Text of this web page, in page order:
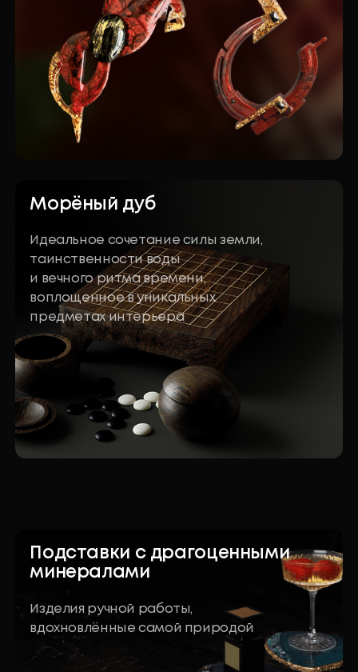
Согласен с условиямиполитики конфиденциальности
Оставить заявку
каталог изделий